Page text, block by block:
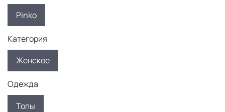
Pinko
Категория
Женское
Одежда
Топы